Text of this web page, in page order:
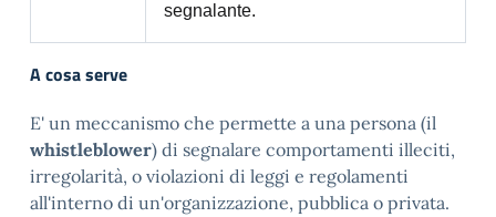
segnalante.
A cosa serve
E' un meccanismo che permette a una persona (il
whistleblower) di segnalare comportamenti illeciti,
irregolarità, o violazioni di leggi e regolamenti
all'interno di un'organizzazione, pubblica o privata.